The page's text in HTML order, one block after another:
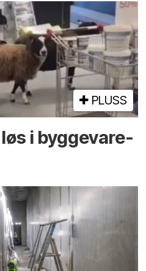
PLUSS
i bygge­vare­